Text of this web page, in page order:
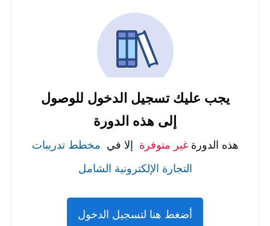
يجب عليك تسجيل الدخول للوصول
إلى هذه الدورة
هذه الدورةغير متوفرة إلا في مخطط تدريبات
التجارة الإلكترونية الشامل
أضغط هنا لتسجيل الدخول